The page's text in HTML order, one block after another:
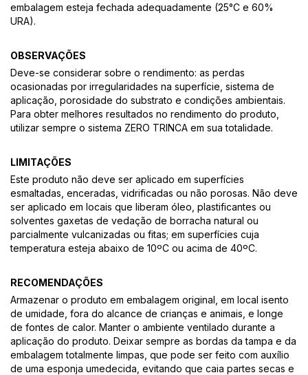
embalagem esteja fechada adequadamente (25°C e 60%
URA).
OBSERVAÇÕES
Deve-se considerar sobre o rendimento: as perdas
ocasionadas por irregularidades na superfície, sistema de
aplicação, porosidade do substrato e condições ambientais.
Para obter melhores resultados no rendimento do produto,
utilizar sempre o sistema ZERO TRINCA em sua totalidade.
LIMITAÇÕES
Este produto não deve ser aplicado em superfícies
esmaltadas, enceradas, vidrificadas ou não porosas. Não deve
ser aplicado em locais que liberam óleo, plastificantes ou
solventes gaxetas de vedação de borracha natural ou
parcialmente vulcanizadas ou fitas; em superfícies cuja
temperatura esteja abaixo de 10ºC ou acima de 40ºC.
RECOMENDAÇÕES
Armazenar o produto em embalagem original, em local isento
de umidade, fora do alcance de crianças e animais, e longe
de fontes de calor. Manter o ambiente ventilado durante a
aplicação do produto. Deixar sempre as bordas da tampa e da
embalagem totalmente limpas, que pode ser feito com auxílio
de uma esponja umedecida, evitando que caia partes secas e